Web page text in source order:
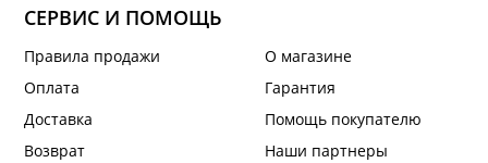
СЕРВИС И ПОМОЩЬ
Правила продажи
Оплата
Доставка
Возврат
О магазине
Гарантия
Помощь покупателю
Наши партнеры